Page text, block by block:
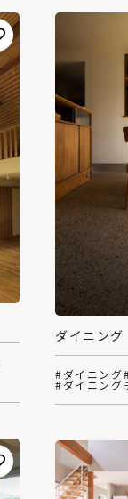
ダイニング
#ダイニング
#ダイニング